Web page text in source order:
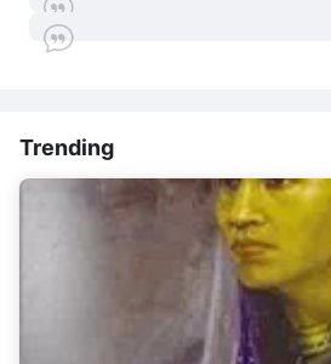
Trending